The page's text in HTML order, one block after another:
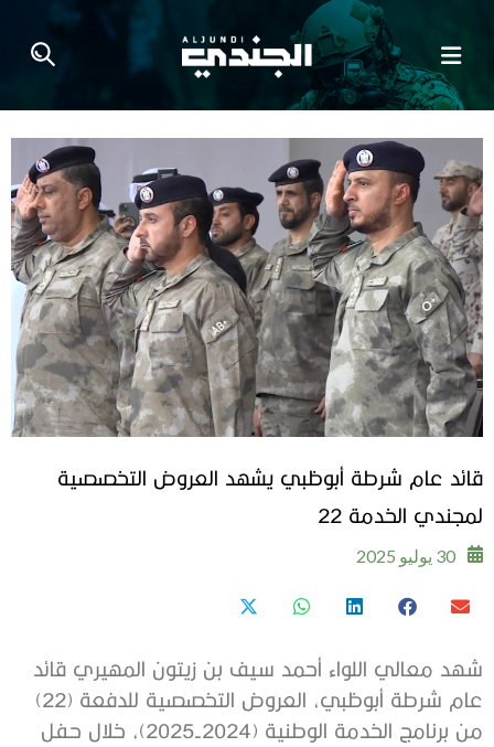
قائد عام شرطة أبوظبي يشهد العروض التخصصية
لمجندي الخدمة 22
30 يوليو 2025
شهد معالي اللواء أحمد سيف بن زيتون المهيري قائد
عام شرطة أبوظبي، العروض التخصصية للدفعة (22)
من برنامج الخدمة الوطنية (2024-2025)، خلال حفل